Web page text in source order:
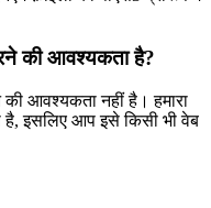
की आवश्यकता है?
आवश्यकता नहीं है। हमारा
है, इसलिए आप इसे किसी भी वेब